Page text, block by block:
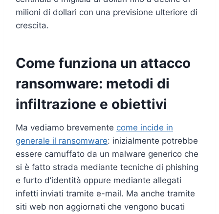
milioni di dollari con una previsione ulteriore di
crescita.
Come funziona un attacco
ransomware: metodi di
infiltrazione e obiettivi
Ma vediamo brevemente come incide in
generale il ransomware: inizialmente potrebbe
essere camuffato da un malware generico che
si è fatto strada mediante tecniche di phishing
e furto d’identità oppure mediante allegati
infetti inviati tramite e-mail. Ma anche tramite
siti web non aggiornati che vengono bucati